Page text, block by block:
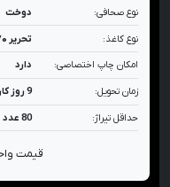
نوع صحافی: دوخت
نوع کاغذ: تحریر ۷۰ گرم
امکان چاپ اختصاصی: دارد
زمان تحویل: 9 روز کاری
حداقل تیراژ: 80 عدد
قیمت